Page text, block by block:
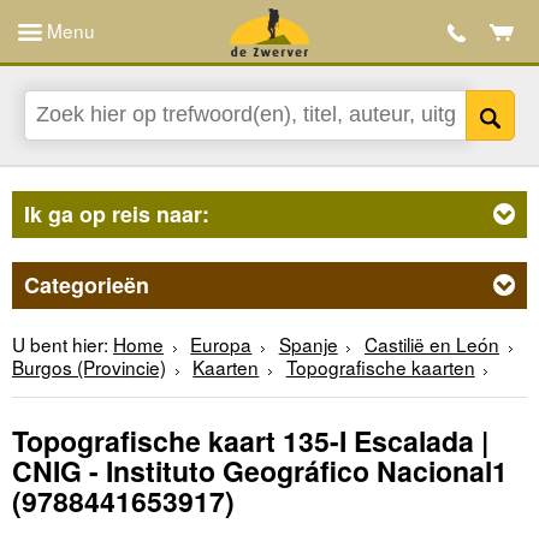
Menu
Ik ga op reis naar:
Categorieën
U bent hier: Home Europa Spanje
Castilië en León
Burgos (Provincie)
Kaarten Topografische kaarten
Topografische kaart 135-I Escalada |
CNIG - Instituto Geográfico Nacional1
(9788441653917)